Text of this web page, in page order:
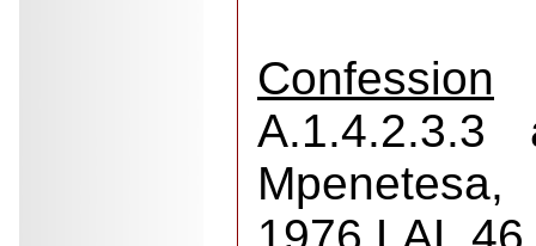
Confession
A.1.4.2.3.3
1976 LAL 46.